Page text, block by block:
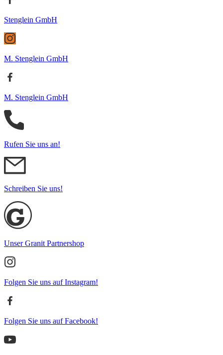
Stenglein GmbH
M. Stenglein GmbH
M. Stenglein GmbH
Rufen Sie uns an!
Schreiben Sie uns!
Unser Granit Partnershop
Folgen Sie uns auf Instagram!
Folgen Sie uns auf Facebook!